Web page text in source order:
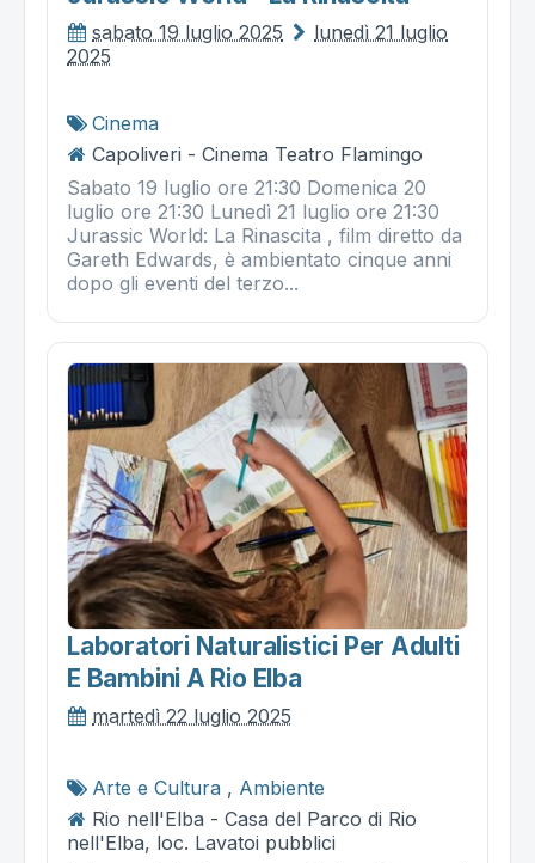
sabato 19 luglio 2025
lunedì 21 luglio
2025
Cinema
Capoliveri - Cinema Teatro Flamingo
Sabato 19 luglio ore 21:30 Domenica 20
luglio ore 21:30 Lunedì 21 luglio ore 21:30
Jurassic World: La Rinascita , film diretto da
Gareth Edwards, è ambientato cinque anni
dopo gli eventi del terzo...
Laboratori Naturalistici Per Adulti
E Bambini A Rio Elba
martedì 22 luglio 2025
Arte e Cultura , Ambiente
Rio nell'Elba - Casa del Parco di Rio
nell'Elba, loc. Lavatoi pubblici